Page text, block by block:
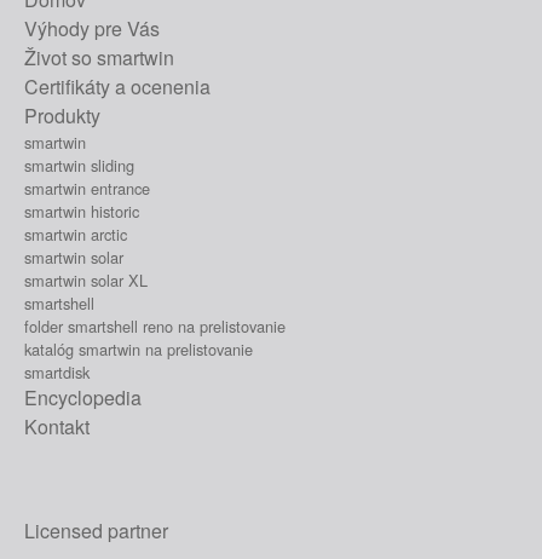
Výhody pre Vás
Život so smartwin
Certifikáty a ocenenia
Produkty
smartwin
smartwin sliding
smartwin entrance
smartwin historic
smartwin arctic
smartwin solar
smartwin solar XL
smartshell
folder smartshell reno na prelistovanie
katalóg smartwin na prelistovanie
smartdisk
Encyclopedia
Kontakt
Licensed partner